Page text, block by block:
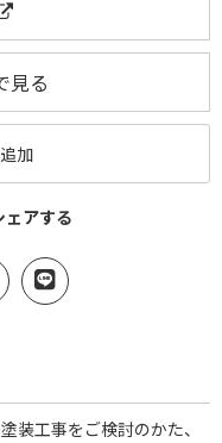
見る
加
アする
装工事をご検討のかた、